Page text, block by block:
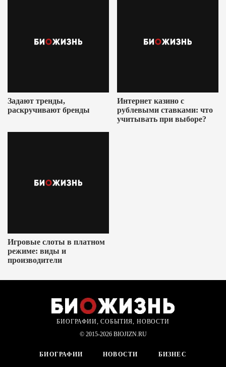
Задают тренды,
раскручивают бренды
Интернет казино с
рублевыми ставками: что
учитывать при выборе?
Игровые слоты в платном
режиме: виды и
производители
БИОГРАФИИ, СОБЫТИЯ, НОВОСТИ
© 2015-2026 BIOJIZN.RU
БИОГРАФИИ НОВОСТИ БИЗНЕС